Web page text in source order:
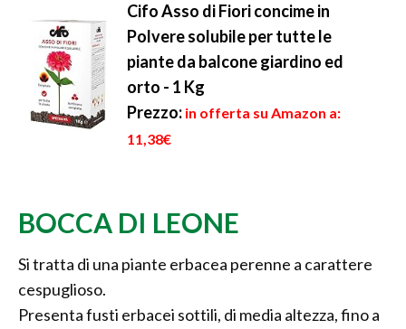
Cifo Asso di Fiori concime in
Polvere solubile per tutte le
piante da balcone giardino ed
orto - 1 Kg
Prezzo: in offerta su Amazon a:
11,38€
BOCCA DI LEONE
Si tratta di una piante erbacea perenne a carattere
cespuglioso.
Presenta fusti erbacei sottili, di media altezza, fino a